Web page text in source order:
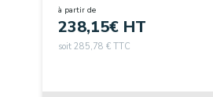
à partir de
238,15€ HT
soit 285,78 € TTC